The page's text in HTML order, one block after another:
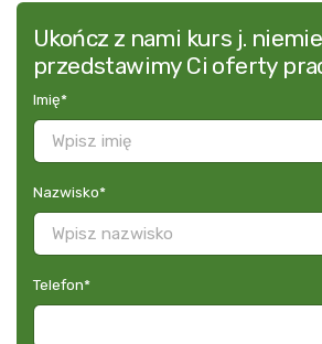
Ukończ z nami kurs j.
przedstawimy Ci oferty
Imię*
Nazwisko*
Telefon*